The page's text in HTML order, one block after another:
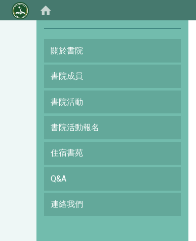
關於書院
書院成員
書院活動
書院活動報名
住宿書苑
Q&A
連絡我們